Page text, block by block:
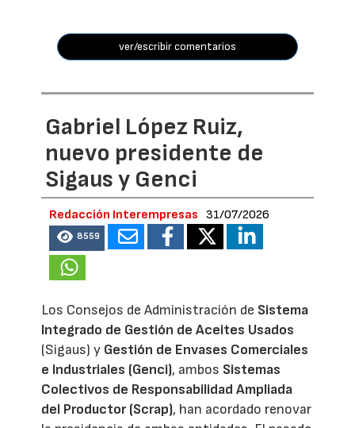
ver/escribir comentarios
Gabriel López Ruiz,
nuevo presidente de
Sigaus y Genci
Redacción Interempresas 31/07/2026
8559
Los Consejos de Administración de Sistema
Integrado de Gestión de Aceites Usados
(Sigaus) y Gestión de Envases Comerciales
e Industriales (Genci), ambos Sistemas
Colectivos de Responsabilidad Ampliada
del Productor (Scrap), han acordado renovar